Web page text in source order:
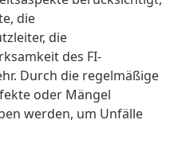
die
die
des FI-
Durch die regelmäßige
oder Mängel
werden, um Unfälle